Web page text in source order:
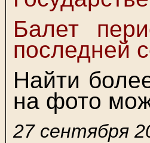
Балет
последней
Найти
на фото
27 сентября